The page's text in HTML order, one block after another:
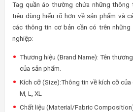
Tag quần áo thường chứa những
tiêu dùng hiểu rõ hơn về sản phẩm và
các thông tin cơ bản cần có trên những
nghiệp:
Thương hiệu (Brand Name): Tên
của sản phẩm.
Kích cỡ (Size):Thông tin về kích cỡ của
M, L, XL
Chất liệu (Material/Fabric